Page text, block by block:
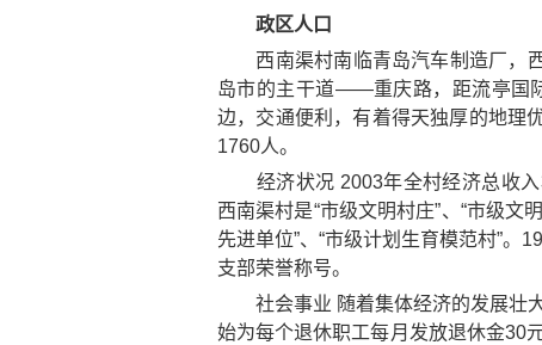
政区人口
西南渠村南临青岛汽车制造厂，西
岛市的主干道——重庆路，距流亭国
边，交通便利，有着得天独厚的地理
1760人。
经济状况 2003年全村经济总收入
西南渠村是“市级文明村庄”、“市级文
先进单位”、“市级计划生育模范村”。
支部荣誉称号。
社会事业 随着集体经济的发展壮大
始为每个退休职工每月发放退休金30